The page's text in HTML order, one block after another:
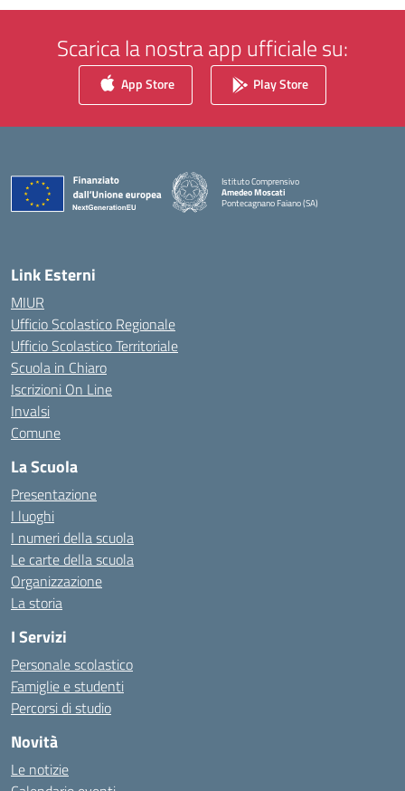
Scarica la nostra app ufficiale su:
App Store Play Store
Istituto Comprensivo
Amedeo Moscati
Pontecagnano Faiano (SA)
— Visita la pagina iniziale della scuola
Link Esterni
MIUR
Ufficio Scolastico Regionale
Ufficio Scolastico Territoriale
Scuola in Chiaro
Iscrizioni On Line
Invalsi
Comune
La Scuola
Presentazione
I luoghi
I numeri della scuola
Le carte della scuola
Organizzazione
La storia
I Servizi
Personale scolastico
Famiglie e studenti
Percorsi di studio
Novità
Le notizie